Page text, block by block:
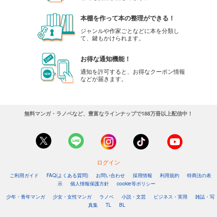
本棚を作って本の整理ができる！
ジャンルや作家ごとなどに本を分類し
て、鍵もかけられます。
お得な通知機能！
通知を許可すると、お得なクーポン情報
などが届きます。
無料マンガ・ラノベなど、豊富なラインナップで188万冊以上配信中！
ログイン
ご利用ガイド FAQ(よくある質問) お問い合わせ 採用情報 利用規約
特商法の表
示
個人情報保護方針
cookie等ポリシー
少年・青年マンガ
少女・女性マンガ ラノベ 小説・文芸 ビジネス・実用
雑誌・写
真集
TL BL